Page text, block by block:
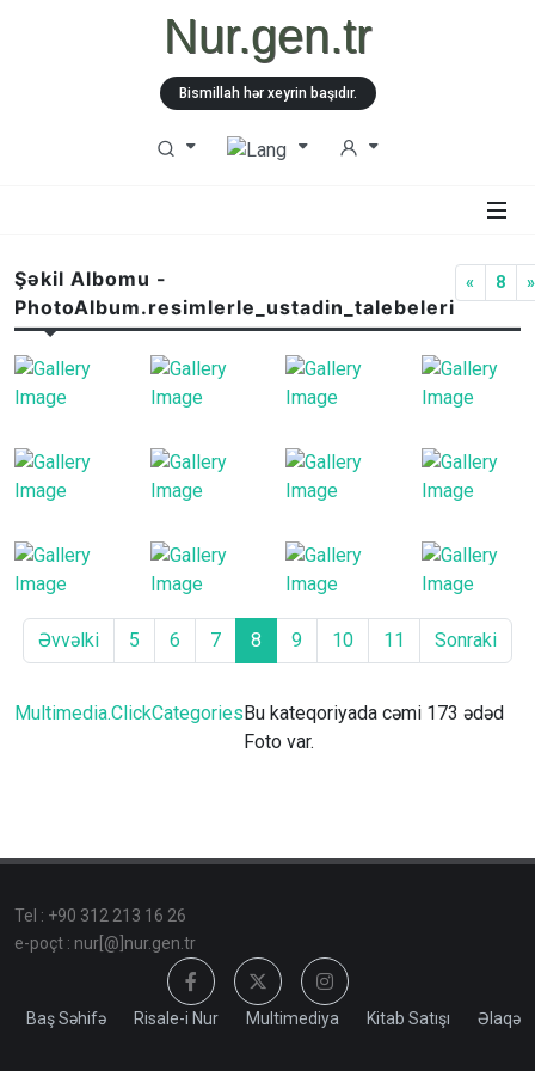
Nur.gen.tr
Bismillah hər xeyrin başıdır.
Şəkil Albomu -
PhotoAlbum.resimlerle_ustadin_talebeleri
« 8 »
Əvvəlki 5 6 7 8 9 10 11 Sonraki
Multimedia.ClickCategoriesBu kateqoriyada cəmi 173 ədəd
Foto var.
Tel : +90 312 213 16 26
e-poçt : nur[@]nur.gen.tr
Baş Səhifə Risale-i Nur Multimediya Kitab Satışı Əlaqə